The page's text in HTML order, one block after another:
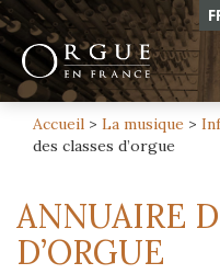
Accueil > La musique >
des classes d’orgue
ANNUAIRE
D’ORGUE